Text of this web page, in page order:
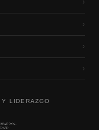
›
›
›
›
LIDERAZGO